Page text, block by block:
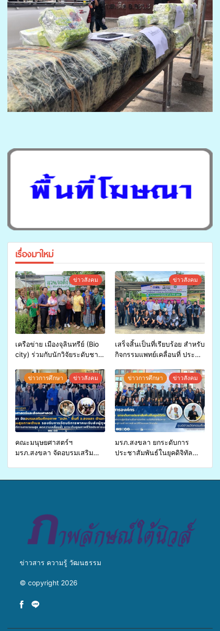
เรื่องมาใหม่
ข่าวสังคม
เครือข่าย เมืองจุลินทรีย์ (Bio
city) ร่วมกับนักวิจัยระดับชาติ
ประโยชน์จากสาหร่ายและ
เห็ดไมคอร์ไรซาสำหรับปลูกไม้
มีค่า-พืชเศรษฐกิจ”
ข่าวสังคม
เสร็จสิ้นเป็นที่เรียบร้อย สำหรับ
กิจกรรมแพทย์เคลื่อนที่ ประจำ
สุขภาพแก่ประชาชนในพื้นที่
อำเภอจะนะ
ข่าวการศึกษา ข่าวสังคม
คณะมนุษยศาสตร์ฯ
มรภ.สงขลา จัดอบรมเสริม
เหลื่อมล้ำ ยกระดับคุณภาพ
ชีวิตประชาชนอย่างยั่งยืน
ข่าวการศึกษา ข่าวสังคม
มรภ.สงขลา ยกระดับการ
ประชาสัมพันธ์ในยุคดิจิทัล
ข่าวสาร ความรู้ วัฒนธรรม
© copyright 2026